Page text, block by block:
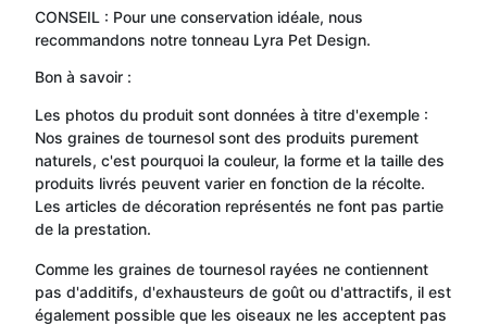
CONSEIL : Pour une conservation idéale, nous
recommandons notre tonneau Lyra Pet Design.
Bon à savoir :
Les photos du produit sont données à titre d'exemple :
Nos graines de tournesol sont des produits purement
naturels, c'est pourquoi la couleur, la forme et la taille des
produits livrés peuvent varier en fonction de la récolte.
Les articles de décoration représentés ne font pas partie
de la prestation.
Comme les graines de tournesol rayées ne contiennent
pas d'additifs, d'exhausteurs de goût ou d'attractifs, il est
également possible que les oiseaux ne les acceptent pas